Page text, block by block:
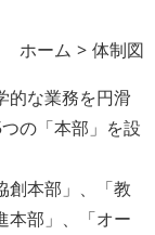
ホーム
体制図
的な業務を円滑
の「本部」を設
創本部」、「教
本部」、「オー